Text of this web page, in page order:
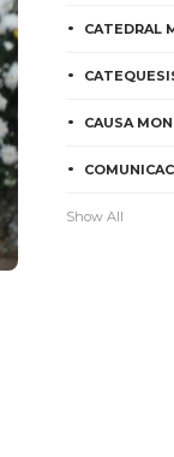
CATEDRAL
CAUSA
Show All